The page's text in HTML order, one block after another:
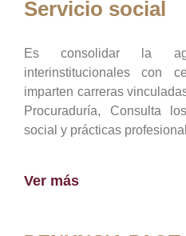
Servicio social
Es consolidar la
interinstitucionales con
imparten carreras
Procuraduría, Consulta
social y prácticas
Ver más